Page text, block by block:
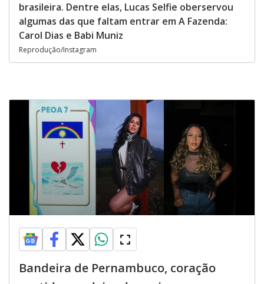
brasileira. Dentre elas, Lucas Selfie oberservou
algumas das que faltam entrar em A Fazenda:
Carol Dias e Babi Muniz
Reprodução/Instagram
Bandeira de Pernambuco, coração